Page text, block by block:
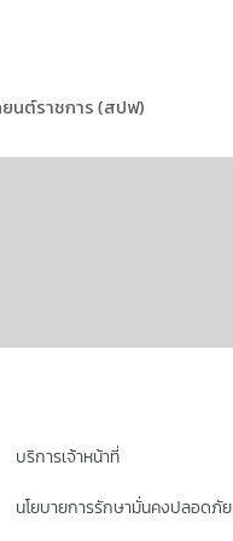
นต์ราชการ (สปฟ)
บริการเจ้าหน้าที่
นโยบายการรักษามั่นคงปลอดภัย